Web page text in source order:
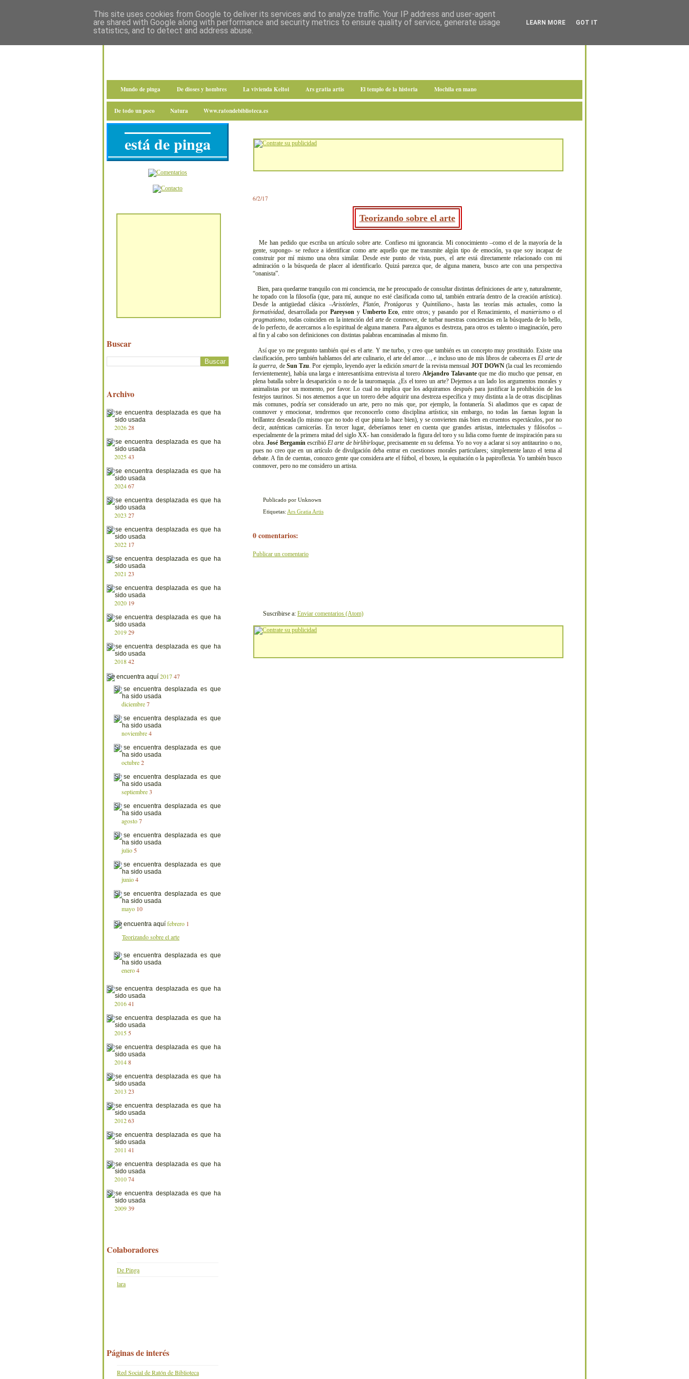
Mundo de pinga De dioses y hombres La vivienda Keltoi Ars gratia artis El templo de la historia Mochila en mano
De todo un poco Natura Www.ratondebiblioteca.es
6/2/17
Teorizando sobre el arte
Me han pedido que escriba un artículo sobre arte. Confieso mi ignorancia. Mi conocimiento –como el de la mayoría de la
gente, supongo- se reduce a identificar como arte aquello que me transmite algún tipo de emoción, ya que soy incapaz de
construir por mí mismo una obra similar. Desde este punto de vista, pues, el arte está directamente relacionado con mi
admiración o la búsqueda de placer al identificarlo. Quizá parezca que, de alguna manera, busco arte con una perspectiva
“onanista”.
Bien, para quedarme tranquilo con mi conciencia, me he preocupado de consultar distintas definiciones de arte y, naturalmente,
he topado con la filosofía (que, para mí, aunque no esté clasificada como tal, también entraría dentro de la creación artística).
Desde la antigüedad clásica –Aristóteles, Platón, ProtágorasyQuintiliano-, hasta las teorías más actuales, como la
formatividad, desarrollada porPareyson y Umberto Eco, entre otros; y pasando por el Renacimiento, el manierismoo el
pragmatismo, todas coinciden en la intención del arte de conmover, de turbar nuestras conciencias en la búsqueda de lo bello,
de lo perfecto, de acercarnos a lo espiritual de alguna manera. Para algunos es destreza, para otros es talento o imaginación, pero
al fin y al cabo son definiciones con distintas palabras encaminadas al mismo fin.
Así que yo me pregunto también qué es el arte. Y me turbo, y creo que también es un concepto muy prostituido. Existe una
clasificación, pero también hablamos del arte culinario, el arte del amor…, e incluso uno de mis libros de cabecera esEl arte de
la guerra, de Sun Tzu. Por ejemplo, leyendo ayer la ediciónsmartde la revista mensual JOT DOWN(la cual les recomiendo
fervientemente), había una larga e interesantísima entrevista al torero Alejandro Talavanteque me dio mucho que pensar, en
plena batalla sobre la desaparición o no de la tauromaquia. ¿Es el toreo un arte? Dejemos a un lado los argumentos morales y
animalistas por un momento, por favor. Lo cual no implica que los adquiramos después para justificar la prohibición de los
festejos taurinos. Si nos atenemos a que un torero debe adquirir una destreza específica y muy distinta a la de otras disciplinas
más comunes, podría ser considerado un arte, pero no más que, por ejemplo, la fontanería. Si añadimos que es capaz de
conmover y emocionar, tendremos que reconocerlo como disciplina artística; sin embargo, no todas las faenas logran la
brillantez deseada (lo mismo que no todo el que pinta lo hace bien), y se convierten más bien en cruentos espectáculos, por no
decir, auténticas carnicerías. En tercer lugar, deberíamos tener en cuenta que grandes artistas, intelectuales y filósofos –
especialmente de la primera mitad del siglo XX- han considerado la figura del toro y su lidia como fuente de inspiración para su
obra.José BergamínescribióEl arte de birlibirloque, precisamente en su defensa. Yo no voy a aclarar si soy antitaurino o no,
pues no creo que en un artículo de divulgación deba entrar en cuestiones morales particulares; simplemente lanzo el tema al
debate. A fin de cuentas, conozco gente que considera arte el fútbol, el boxeo, la equitación o la papiroflexia. Yo también busco
conmover, pero no me considero un artista.
Publicado por Unknown
Etiquetas: Ars Gratia Artis
0 comentarios:
Publicar un comentario
Suscribirse a: Enviar comentarios (Atom)
está de pinga
Buscar
Archivo
202628
202543
202467
2023 27
2022 17
2021 23
2020 19
201929
201842
201747
diciembre 7
noviembre 4
octubre 2
septiembre 3
agosto 7
julio 5
junio 4
mayo 10
febrero 1
Teorizando sobre el arte
enero 4
201641
2015 5
20148
2013 23
201263
2011 41
201074
200939
Colaboradores
De Pinga
lara
Páginas de interés
Red Social de Ratón de Biblioteca
This site uses cookies from Google to deliver its services and to analyze traffic. Your IP address and user-agent
are shared with Google along with performance and security metrics to ensure quality of service, generate usage
statistics, and to detect and address abuse.
LEARN MORE GOT IT